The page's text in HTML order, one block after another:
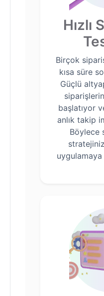
Hızlı
Birçok
kısa süre
Güçlü
başlatıyor
anlık takip
Böylece